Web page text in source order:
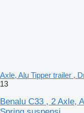
Axle, Alu Tipper trailer ,
13
Benalu C33 , 2 Axle,